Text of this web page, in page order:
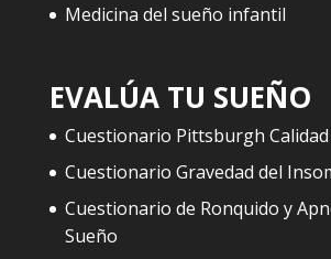
Medicina del sueño infantil
EVALÚA TU SUEÑO
Cuestionario Pittsburgh Calidad
Cuestionario Gravedad del
Cuestionario de Ronquido y
Sueño